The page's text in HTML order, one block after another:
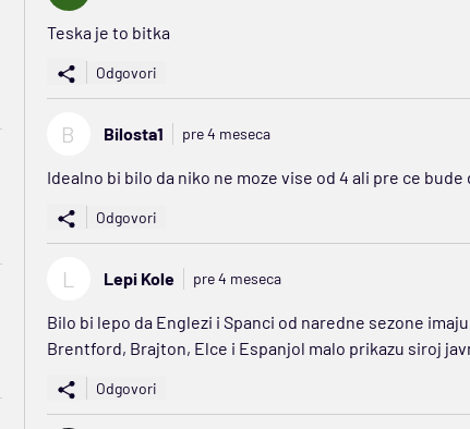
Teska je to bitka
Odgovori
B Bilosta1 pre 4 meseca
Idealno bi bilo da niko ne moze vise od 4 ali pre ce bude
Odgovori
L Lepi Kole pre 4 meseca
Bilo bi lepo da Englezi i Spanci od naredne sezone
Brentford, Brajton, Elce i Espanjol malo prikazu siroj
Odgovori